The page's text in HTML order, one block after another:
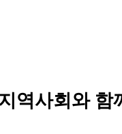
역사회와